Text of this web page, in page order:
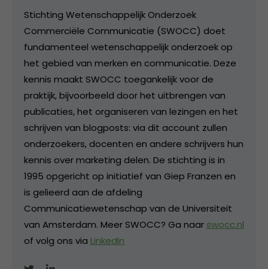
Stichting Wetenschappelijk Onderzoek
Commerciële Communicatie (SWOCC) doet
fundamenteel wetenschappelijk onderzoek op
het gebied van merken en communicatie. Deze
kennis maakt SWOCC toegankelijk voor de
praktijk, bijvoorbeeld door het uitbrengen van
publicaties, het organiseren van lezingen en het
schrijven van blogposts: via dit account zullen
onderzoekers, docenten en andere schrijvers hun
kennis over marketing delen. De stichting is in
1995 opgericht op initiatief van Giep Franzen en
is gelieerd aan de afdeling
Communicatiewetenschap van de Universiteit
van Amsterdam. Meer SWOCC? Ga naar swocc.nl
of volg ons via LinkedIn